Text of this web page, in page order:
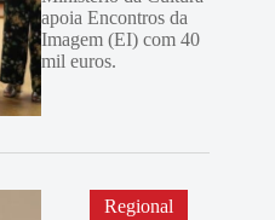
apoia Encontros da
Imagem (EI) com 40
mil euros.
Regional